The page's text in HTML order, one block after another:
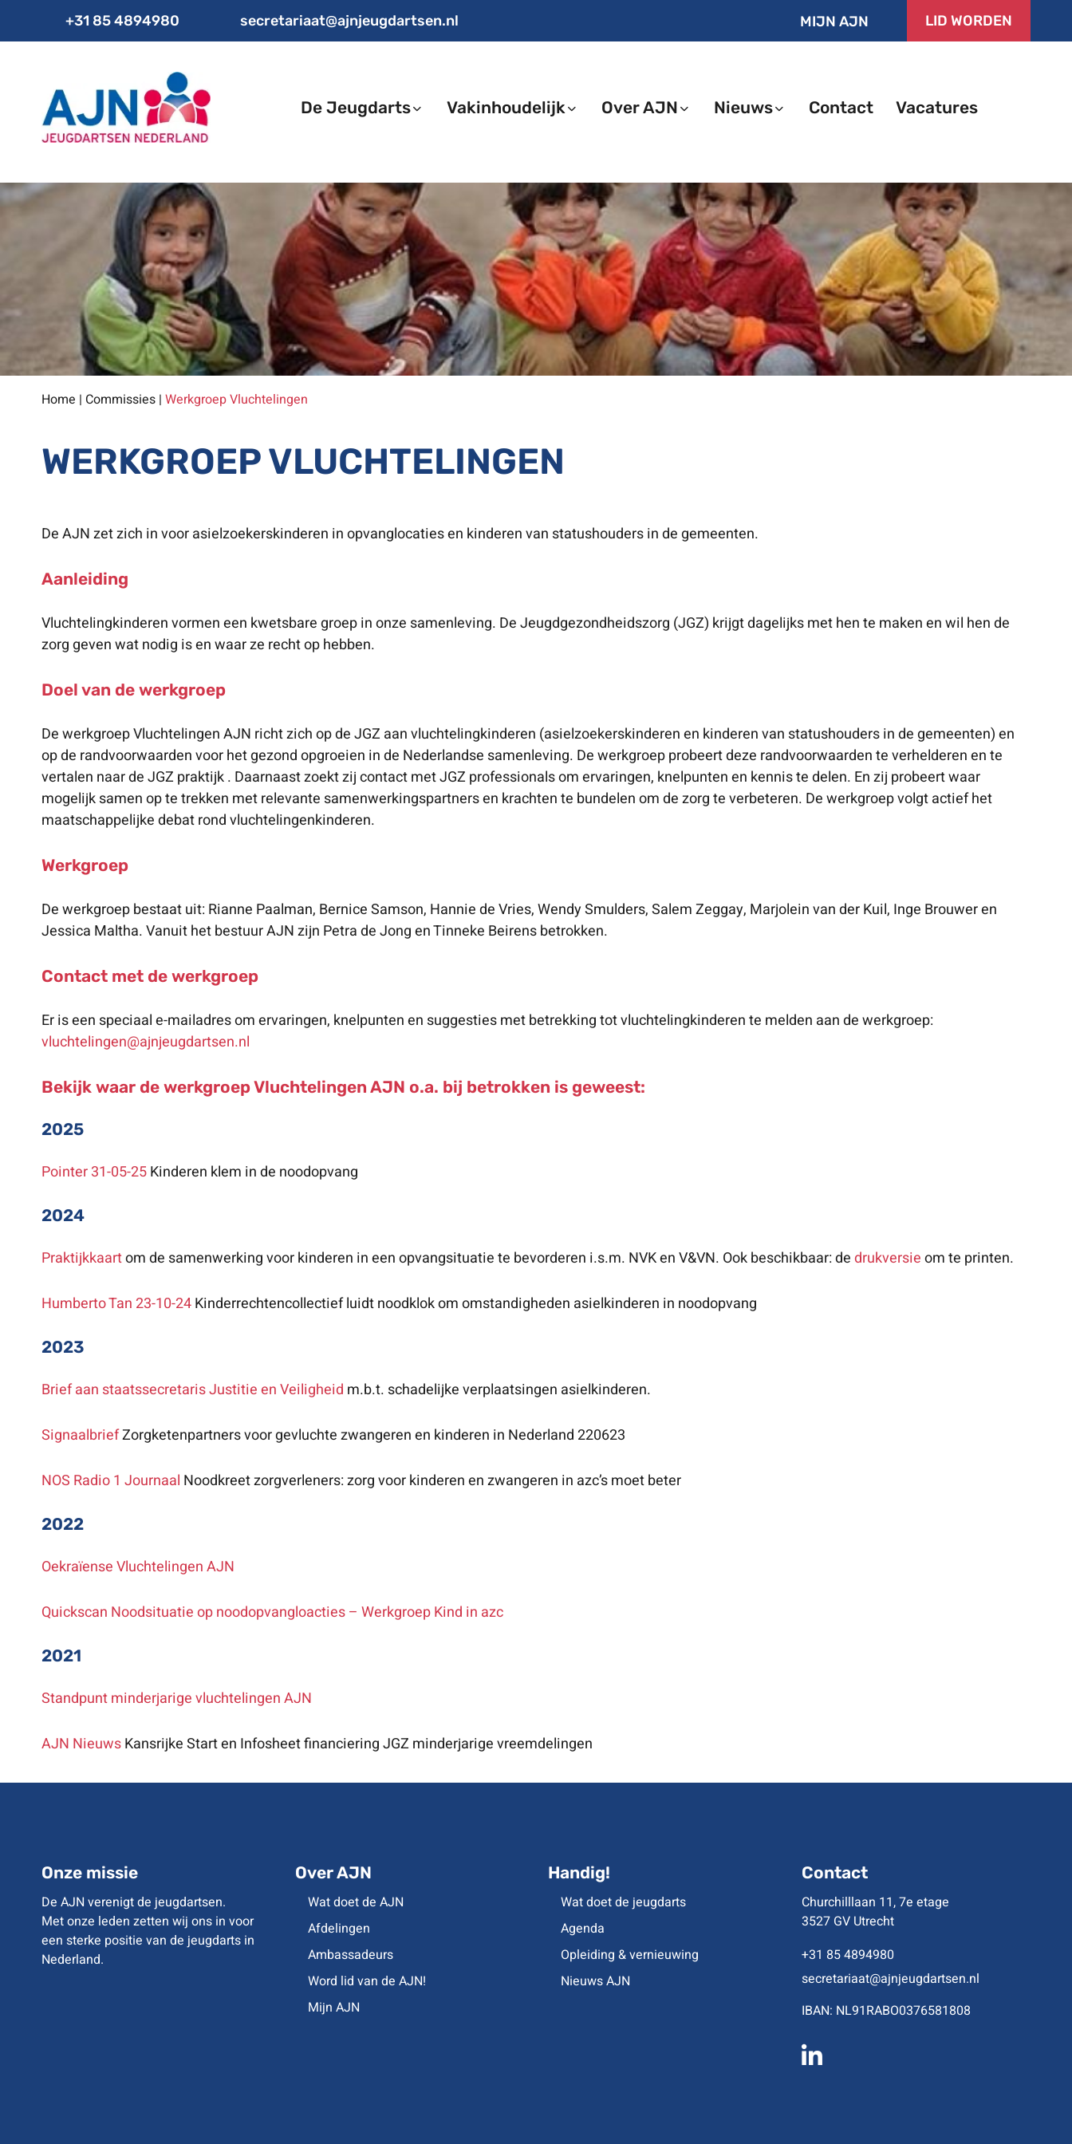
+31 85 4894980 secretariaat@ajnjeugdartsen.nl MIJN AJN LID WORDEN
De Jeugdarts Vakinhoudelijk Over AJN Nieuws Contact Vacatures
Home | Commissies | Werkgroep Vluchtelingen
WERKGROEP VLUCHTELINGEN
De AJN zet zich in voor asielzoekerskinderen in opvanglocaties en kinderen van statushouders in de gemeenten.
Aanleiding
Vluchtelingkinderen vormen een kwetsbare groep in onze samenleving. De Jeugdgezondheidszorg (JGZ) krijgt dagelijks met hen te maken en wil hen de
zorg geven wat nodig is en waar ze recht op hebben.
Doel van de werkgroep
De werkgroep Vluchtelingen AJN richt zich op de JGZ aan vluchtelingkinderen (asielzoekerskinderen en kinderen van statushouders in de gemeenten) en
op de randvoorwaarden voor het gezond opgroeien in de Nederlandse samenleving. De werkgroep probeert deze randvoorwaarden te verhelderen en te
vertalen naar de JGZ praktijk . Daarnaast zoekt zij contact met JGZ professionals om ervaringen, knelpunten en kennis te delen. En zij probeert waar
mogelijk samen op te trekken met relevante samenwerkingspartners en krachten te bundelen om de zorg te verbeteren. De werkgroep volgt actief het
maatschappelijke debat rond vluchtelingenkinderen.
Werkgroep
De werkgroep bestaat uit: Rianne Paalman, Bernice Samson, Hannie de Vries, Wendy Smulders, Salem Zeggay, Marjolein van der Kuil, Inge Brouwer en
Jessica Maltha. Vanuit het bestuur AJN zijn Petra de Jong en Tinneke Beirens betrokken.
Contact met de werkgroep
Er is een speciaal e-mailadres om ervaringen, knelpunten en suggesties met betrekking tot vluchtelingkinderen te melden aan de werkgroep:
vluchtelingen@ajnjeugdartsen.nl
Bekijk waar de werkgroep Vluchtelingen AJN o.a. bij betrokken is geweest:
2025
Pointer 31-05-25Kinderen klem in de noodopvang
2024
Praktijkkaartom de samenwerking voor kinderen in een opvangsituatie te bevorderen i.s.m. NVK en V&VN. Ook beschikbaar: dedrukversieom te printen.
Humberto Tan 23-10-24Kinderrechtencollectief luidt noodklok om omstandigheden asielkinderen in noodopvang
2023
Brief aan staatssecretaris Justitie en Veiligheid m.b.t. schadelijke verplaatsingen asielkinderen.
SignaalbriefZorgketenpartners voor gevluchte zwangeren en kinderen in Nederland 220623
NOS Radio 1 Journaal Noodkreet zorgverleners: zorg voor kinderen en zwangeren in azc’s moet beter
2022
Oekraïense Vluchtelingen AJN
Quickscan Noodsituatie op noodopvangloacties – Werkgroep Kind in azc
2021
Standpunt minderjarige vluchtelingen AJN
AJN NieuwsKansrijke Start en Infosheet financiering JGZ minderjarige vreemdelingen
Onze missie
De AJN verenigt de jeugdartsen.
Met onze leden zetten wij ons in voor
een sterke positie van de jeugdarts in
Nederland.
Over AJN
Wat doet de AJN
Afdelingen
Ambassadeurs
Word lid van de AJN!
Mijn AJN
Handig!
Wat doet de jeugdarts
Agenda
Opleiding & vernieuwing
Nieuws AJN
Contact
Churchilllaan 11, 7e etage
3527 GV Utrecht
+31 85 4894980
secretariaat@ajnjeugdartsen.nl
IBAN: NL91RABO0376581808